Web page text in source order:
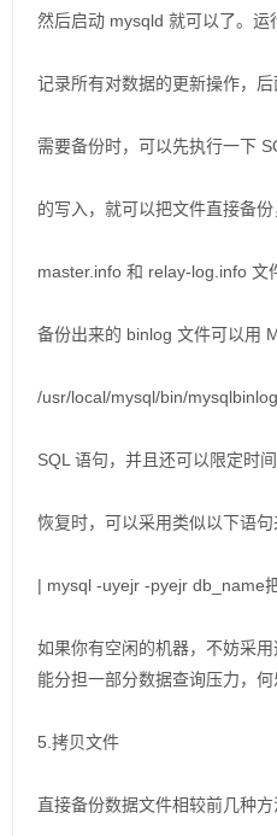
然后启动 mysqld 就可以了。
记录所有对数据的更新操作，
需要备份时，可以先执行一下
的写入，就可以把文件直接备
master.info 和 relay-log.info 文
备份出来的 binlog 文件可以用
/usr/local/mysql/bin/
SQL 语句，并且还可以限定时
恢复时，可以采用类似以下语
| mysql -uyejr -pyejr db_name
如果你有空闲的机器，不妨采
能分担一部分数据查询压力，
5.拷贝文件
直接备份数据文件相较前几种